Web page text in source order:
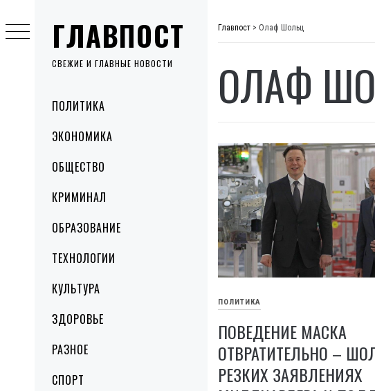
ГЛАВПОСТ
СВЕЖИЕ И ГЛАВНЫЕ НОВОСТИ
MenuПОЛИТИКА
ЭКОНОМИКА
ОБЩЕСТВО
КРИМИНАЛ
ОБРАЗОВАНИЕ
ТЕХНОЛОГИИ
КУЛЬТУРА
ЗДОРОВЬЕ
РАЗНОЕ
СПОРТ
to
content
Главпост > Олаф Шольц
ОЛАФ
ПОЛИТИКА
ПОВЕДЕНИЕ МАСКА
ОТВРАТИТЕЛЬНО –
РЕЗКИХ ЗАЯВЛЕНИЯХ